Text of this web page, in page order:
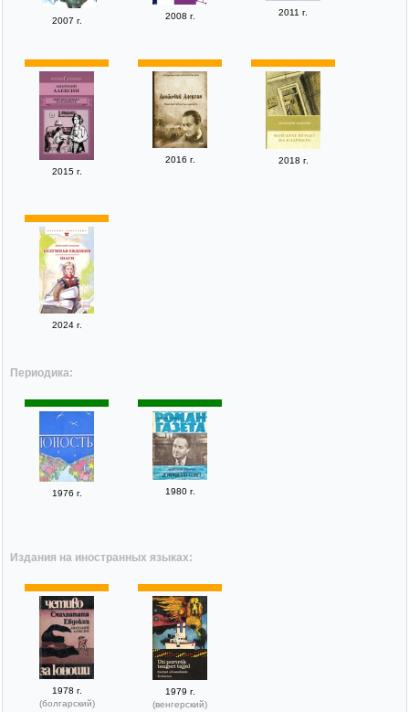
2007 г. 2008 г. 2011 г.
2015 г.
2016 г. 2018 г.
2024 г.
Периодика:
1976 г. 1980 г.
Издания на иностранных языках:
1978 г.
(болгарский)
1979 г.
(венгерский)